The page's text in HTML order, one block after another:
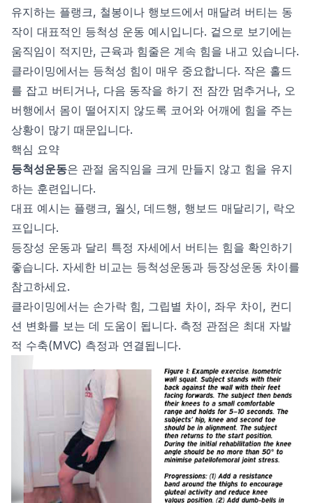
유지하는 플랭크, 철봉이나 행보드에서 매달려 버티는 동
작이 대표적인 등척성 운동 예시입니다. 겉으로 보기에는
움직임이 적지만, 근육과 힘줄은 계속 힘을 내고 있습니다.
클라이밍에서는 등척성 힘이 매우 중요합니다. 작은 홀드
를 잡고 버티거나, 다음 동작을 하기 전 잠깐 멈추거나, 오
버행에서 몸이 떨어지지 않도록 코어와 어깨에 힘을 주는
상황이 많기 때문입니다.
핵심 요약
등척성운동은 관절 움직임을 크게 만들지 않고 힘을 유지
하는 훈련입니다.
대표 예시는 플랭크, 월싯, 데드행, 행보드 매달리기, 락오
프입니다.
등장성 운동과 달리 특정 자세에서 버티는 힘을 확인하기
좋습니다. 자세한 비교는 등척성운동과 등장성운동 차이를
참고하세요.
클라이밍에서는 손가락 힘, 그립별 차이, 좌우 차이, 컨디
션 변화를 보는 데 도움이 됩니다. 측정 관점은 최대 자발
적 수축(MVC) 측정과 연결됩니다.